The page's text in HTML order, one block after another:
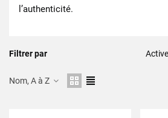
l’authenticité.
Filtrer par
Nom, A à Z